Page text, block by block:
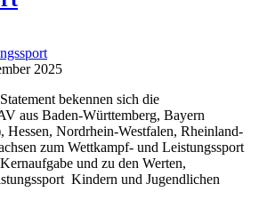
2025
bekennen sich die
aus Baden-Württemberg, Bayern
Hessen, Nordrhein-Westfalen, Rheinland-
zum Wettkampf- und Leistungssport
und zu den Werten,
Kindern und Jugendlichen